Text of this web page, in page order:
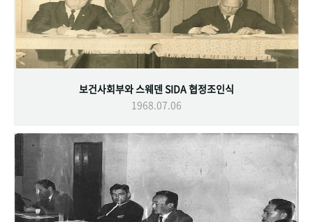
보건사회부와 스웨덴 SIDA 협정조인식
1968.07.06